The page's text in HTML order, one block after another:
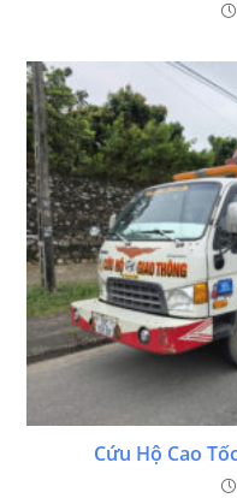
Cứu Hộ Cao